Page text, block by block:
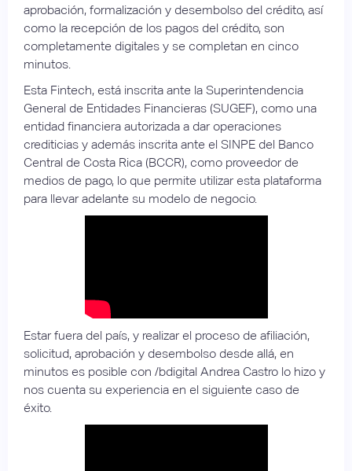
aprobación, formalización y desembolso del crédito, así
como la recepción de los pagos del crédito, son
completamente digitales y se completan en cinco
minutos.
Esta Fintech, está inscrita ante la Superintendencia
General de Entidades Financieras (SUGEF), como una
entidad financiera autorizada a dar operaciones
crediticias y además inscrita ante el SINPE del Banco
Central de Costa Rica (BCCR), como proveedor de
medios de pago, lo que permite utilizar esta plataforma
para llevar adelante su modelo de negocio.
Estar fuera del país, y realizar el proceso de afiliación,
solicitud, aprobación y desembolso desde allá, en
minutos es posible con /bdigital Andrea Castro lo hizo y
nos cuenta su experiencia en el siguiente caso de
éxito.